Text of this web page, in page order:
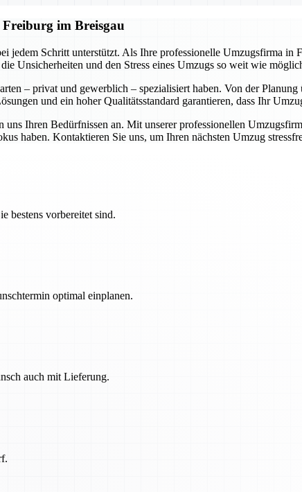
im Breisgau
jedem Schritt unterstützt. Als Ihre professionelle Umzugsfirma
Unsicherheiten und den Stress eines Umzugs so weit wie
– privat und gewerblich – spezialisiert haben. Von der Planung
und ein hoher Qualitätsstandard garantieren, dass Ihr
Ihren Bedürfnissen an. Mit unserer professionellen
haben. Kontaktieren Sie uns, um Ihren nächsten Umzug
bestens vorbereitet sind.
optimal einplanen.
auch mit Lieferung.